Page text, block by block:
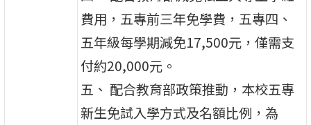
費用，五專前三年免學費，五專四、
五年級每學期減免17,500元，僅需支
付約20,000元。
五、 配合教育部政策推動，本校五專
新生免試入學方式及名額比例，為